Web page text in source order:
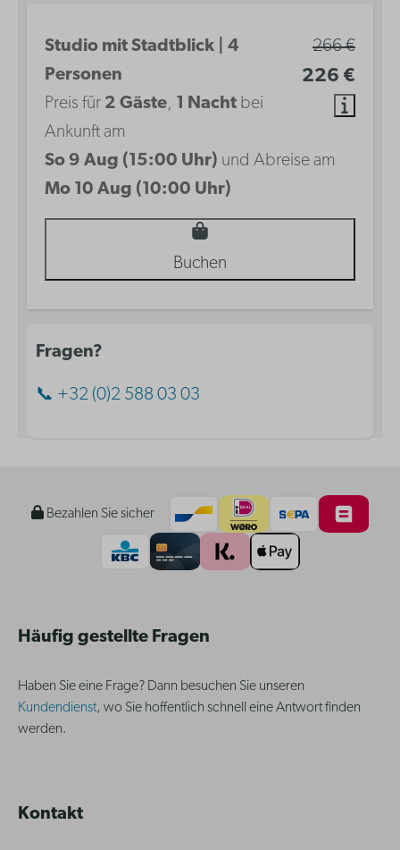
266 €
226 €
Studio mit Stadtblick | 4
Personen
Preis für 2 Gäste, 1 Nacht bei
Ankunft am
So 9 Aug (15:00 Uhr) und Abreise am
Mo 10 Aug (10:00 Uhr)
Buchen
Fragen?
📞 +32 (0)2 588 03 03
Bezahlen Sie sicher
Häufig gestellte Fragen
Haben Sie eine Frage? Dann besuchen Sie unseren
Kundendienst, wo Sie hoffentlich schnell eine Antwort finden
werden.
Kontakt